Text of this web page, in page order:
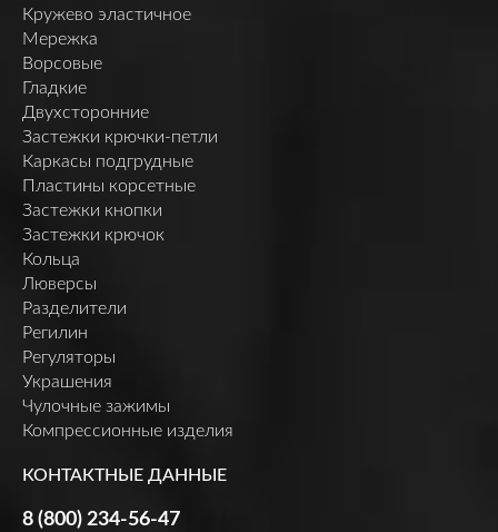
Кружево эластичное
Мережка
Ворсовые
Гладкие
Двухсторонние
Застежки крючки-петли
Каркасы подгрудные
Пластины корсетные
Застежки кнопки
Застежки крючок
Кольца
Люверсы
Разделители
Регилин
Регуляторы
Украшения
Чулочные зажимы
Компрессионные изделия
КОНТАКТНЫЕ ДАННЫЕ
8 (800) 234-56-47